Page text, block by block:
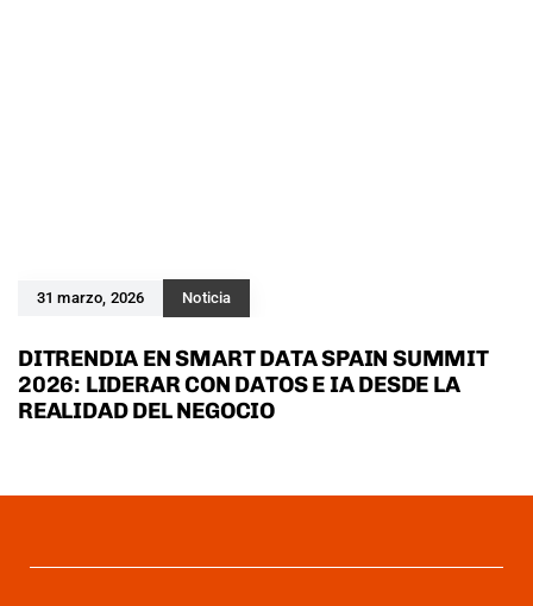
31 marzo, 2026 Noticia
DITRENDIA EN SMART DATA SPAIN SUMMIT
2026: LIDERAR CON DATOS E IA DESDE LA
REALIDAD DEL NEGOCIO